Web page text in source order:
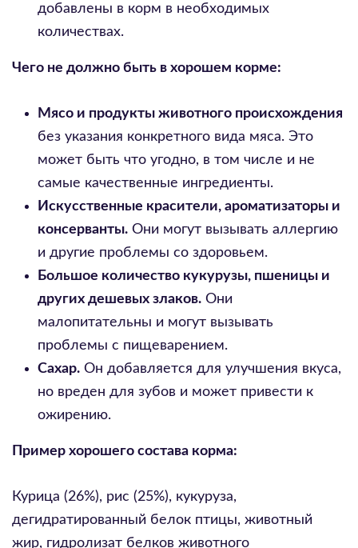
добавлены в корм в необходимых
количествах.
Чего не должно быть в хорошем корме:
Мясо и продукты животного происхождения
без указания конкретного вида мяса. Это
может быть что угодно, в том числе и не
самые качественные ингредиенты.
Искусственные красители, ароматизаторы и
консерванты. Они могут вызывать аллергию
и другие проблемы со здоровьем.
Большое количество кукурузы, пшеницы и
других дешевых злаков. Они
малопитательны и могут вызывать
проблемы с пищеварением.
Сахар. Он добавляется для улучшения вкуса,
но вреден для зубов и может привести к
ожирению.
Пример хорошего состава корма:
Курица (26%), рис (25%), кукуруза,
дегидратированный белок птицы, животный
жир, гидролизат белков животного